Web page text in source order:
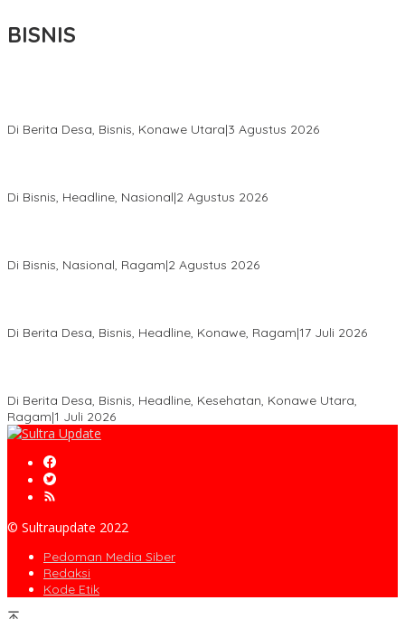
BISNIS
Di Berita Desa, Bisnis, Konawe Utara|3 Agustus 2026
Di Bisnis, Headline, Nasional|2 Agustus 2026
Di Bisnis, Nasional, Ragam|2 Agustus 2026
Di Berita Desa, Bisnis, Headline, Konawe, Ragam|17 Juli 2026
Di Berita Desa, Bisnis, Headline, Kesehatan, Konawe Utara,
Ragam|1 Juli 2026
© Sultraupdate 2022
Pedoman Media Siber
Redaksi
Kode Etik